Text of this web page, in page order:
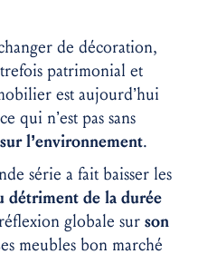
de décoration,
patrimonial et
est aujourd’hui
qui n’est pas sans
l’environnement.
série a fait baisser les
détriment de la durée
globale sur son
meubles bon marché